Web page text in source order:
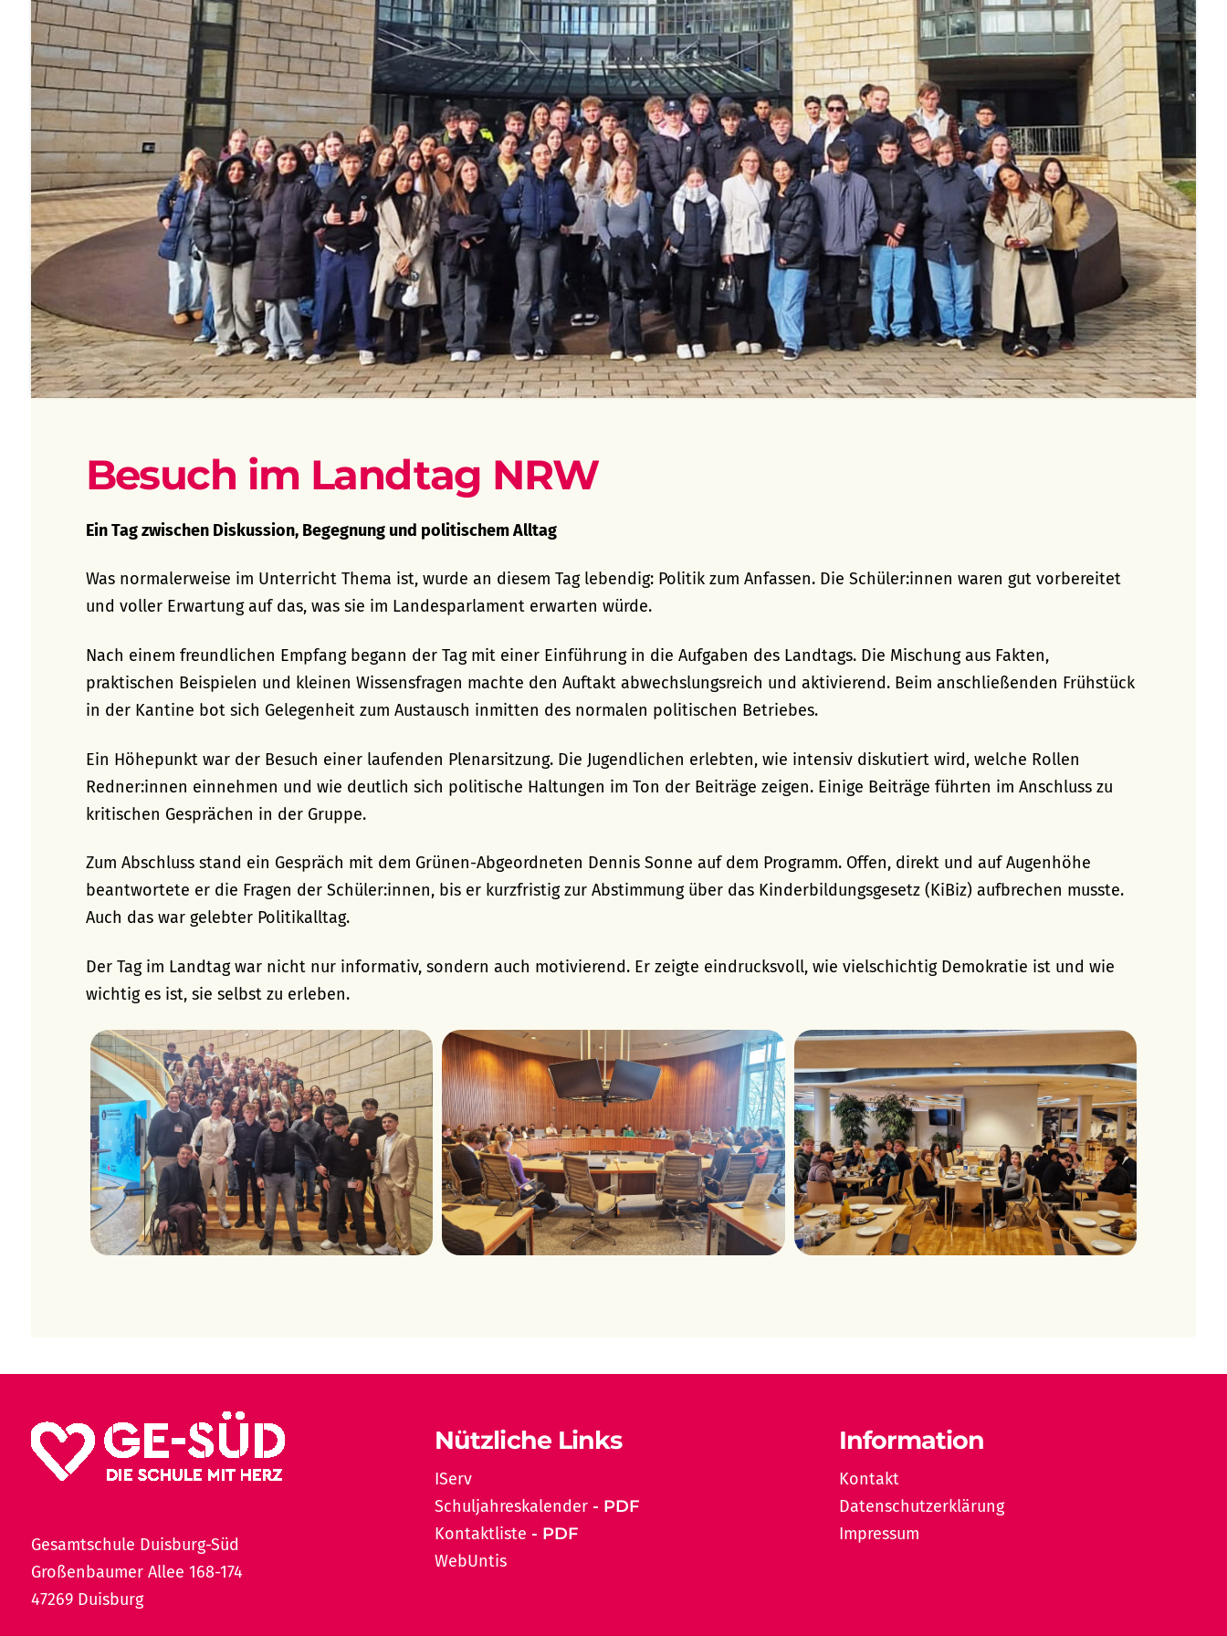
Besuch im Landtag NRW
Ein Tag zwischen Diskussion, Begegnung und politischem Alltag
Was normalerweise im Unterricht Thema ist, wurde an diesem Tag lebendig: Politik zum Anfassen. Die Schüler:innen waren gut vorbereitet
und voller Erwartung auf das, was sie im Landesparlament erwarten würde.
Nach einem freundlichen Empfang begann der Tag mit einer Einführung in die Aufgaben des Landtags. Die Mischung aus Fakten,
praktischen Beispielen und kleinen Wissensfragen machte den Auftakt abwechslungsreich und aktivierend. Beim anschließenden Frühstück
in der Kantine bot sich Gelegenheit zum Austausch inmitten des normalen politischen Betriebes.
Ein Höhepunkt war der Besuch einer laufenden Plenarsitzung. Die Jugendlichen erlebten, wie intensiv diskutiert wird, welche Rollen
Redner:innen einnehmen und wie deutlich sich politische Haltungen im Ton der Beiträge zeigen. Einige Beiträge führten im Anschluss zu
kritischen Gesprächen in der Gruppe.
Zum Abschluss stand ein Gespräch mit dem Grünen-Abgeordneten Dennis Sonne auf dem Programm. Offen, direkt und auf Augenhöhe
beantwortete er die Fragen der Schüler:innen, bis er kurzfristig zur Abstimmung über das Kinderbildungsgesetz (KiBiz) aufbrechen musste.
Auch das war gelebter Politikalltag.
Der Tag im Landtag war nicht nur informativ, sondern auch motivierend. Er zeigte eindrucksvoll, wie vielschichtig Demokratie ist und wie
wichtig es ist, sie selbst zu erleben.
Gesamtschule Duisburg-Süd
Großenbaumer Allee 168-174
47269 Duisburg
Nützliche Links
IServ
Schuljahreskalender
Kontaktliste
WebUntis
Information
Kontakt
Datenschutzerklärung
Impressum